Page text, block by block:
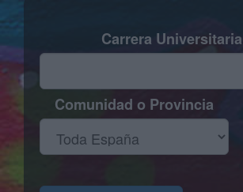
Carrera Universitaria
Comunidad o Provincia